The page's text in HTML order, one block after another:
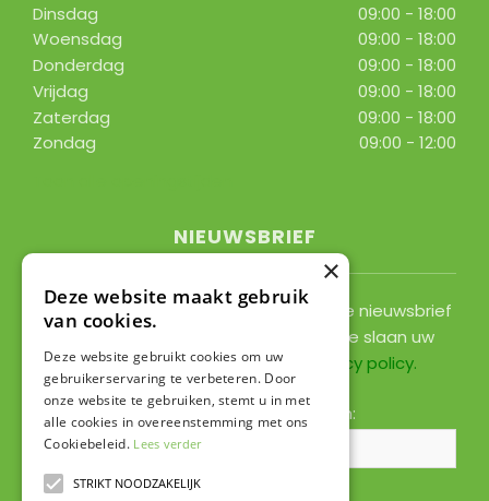
Dinsdag
09:00 - 18:00
Woensdag
09:00 - 18:00
Donderdag
09:00 - 18:00
Vrijdag
09:00 - 18:00
Zaterdag
09:00 - 18:00
Zondag
09:00 - 12:00
NIEUWSBRIEF
Ontvang ongeveer 1x per 2 weken onze nieuwsbrief
met acties, nieuws & activiteiten! We slaan uw
gegevens op conform onze
privacy policy.
Voornaam: Achternaam:
E-mailadres:*
×
Deze website maakt gebruik
van cookies.
Deze website gebruikt cookies om uw
gebruikerservaring te verbeteren. Door
onze website te gebruiken, stemt u in met
alle cookies in overeenstemming met ons
Cookiebeleid. Lees verder
STRIKT NOODZAKELIJK